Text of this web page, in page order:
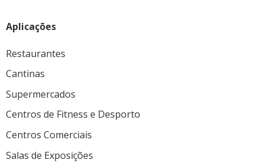
Aplicações
Restaurantes
Cantinas
Supermercados
Centros de Fitness e Desporto
Centros Comerciais
Salas de Exposições